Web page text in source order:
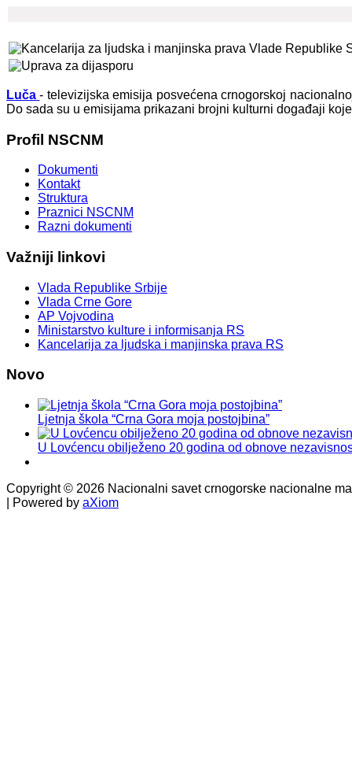
Luča - televizijska emisija posvećena crnogorskoj
Do sada su u emisijama prikazani brojni kulturni događaji
Profil NSCNM
Dokumenti
Kontakt
Struktura
Praznici NSCNM
Razni dokumenti
Važniji linkovi
Vlada Republike Srbije
Vlada Crne Gore
AP Vojvodina
Ministarstvo kulture i informisanja RS
Kancelarija za ljudska i manjinska prava RS
Novo
Ljetnja škola “Crna Gora moja postojbina”
U Lovćencu obilježeno 20 godina od obnove
Copyright © 2026 Nacionalni savet crnogorske nacionalne
| Powered by aXiom